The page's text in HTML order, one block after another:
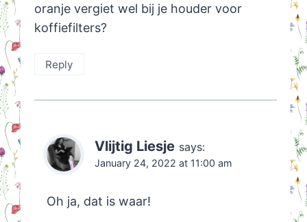
oranje vergiet wel bij je houder voor
koffiefilters?
Reply
Vlijtig Liesje says:
January 24, 2022 at 11:00 am
Oh ja, dat is waar!